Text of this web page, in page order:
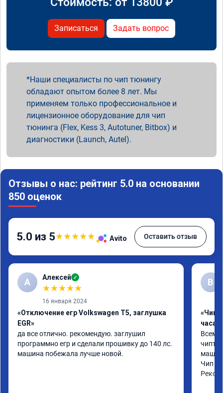
Записаться Задать вопрос
Наши специалисты по чип тюнингу
обладают опытом более 8 лет. Мы
применяем только профессиональное и
лицензионное оборудование для чип
тюнинга (Flex, Kess 3, Autotuner, Bitbox) и
диагностики (Launch, Autel).
Отзывы о нас: рейтинг 5.0 на основании
850 оценок
5.0 из 5★★★★★ Avito Оставить отзыв
А Алексей ✓
★★★★★
16 января 2024
«Отключение егр Volkswagen T5, заглушка
EGR»
да все отлично. рекомендую. заглушил
программно егр и сделали прошивку до 140 лс.
машина побежала лучше новой.
В
«Чип
часа»
Всем
Чип